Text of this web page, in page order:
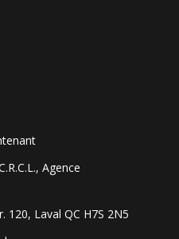
Agence
120, Laval QC H7S 2N5